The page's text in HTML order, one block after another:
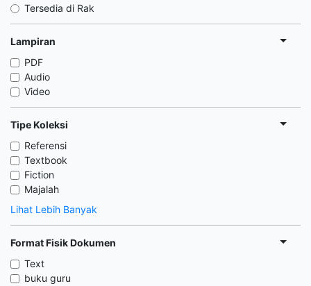
Tersedia di Rak
Lampiran
PDF
Audio
Video
Tipe Koleksi
Referensi
Textbook
Fiction
Majalah
Lihat Lebih Banyak
Format Fisik Dokumen
Text
buku guru